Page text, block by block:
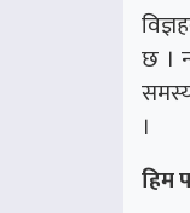
छ ।
।
हिम